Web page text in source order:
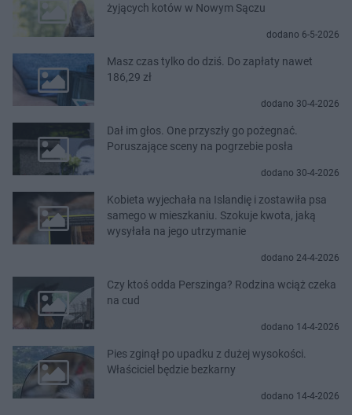
żyjących kotów w Nowym Sączu
dodano 6-5-2026
Masz czas tylko do dziś. Do zapłaty nawet
186,29 zł
dodano 30-4-2026
Dał im głos. One przyszły go pożegnać.
Poruszające sceny na pogrzebie posła
dodano 30-4-2026
Kobieta wyjechała na Islandię i zostawiła psa
samego w mieszkaniu. Szokuje kwota, jaką
wysyłała na jego utrzymanie
dodano 24-4-2026
Czy ktoś odda Perszinga? Rodzina wciąż czeka
na cud
dodano 14-4-2026
Pies zginął po upadku z dużej wysokości.
Właściciel będzie bezkarny
dodano 14-4-2026